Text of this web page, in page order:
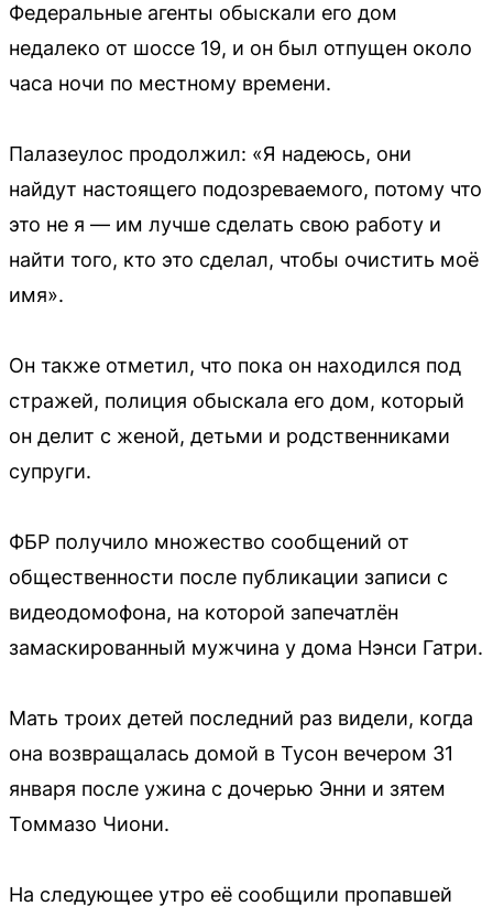
Федеральные агенты обыскали его дом
недалеко от шоссе 19, и он был отпущен около
часа ночи по местному времени.
Палазеулос продолжил: «Я надеюсь, они
найдут настоящего подозреваемого, потому что
это не я — им лучше сделать свою работу и
найти того, кто это сделал, чтобы очистить моё
имя».
Он также отметил, что пока он находился под
стражей, полиция обыскала его дом, который
он делит с женой, детьми и родственниками
супруги.
ФБР получило множество сообщений от
общественности после публикации записи с
видеодомофона, на которой запечатлён
замаскированный мужчина у дома Нэнси Гатри.
Мать троих детей последний раз видели, когда
она возвращалась домой в Тусон вечером 31
января после ужина с дочерью Энни и зятем
Томмазо Чиони.
На следующее утро её сообщили пропавшей